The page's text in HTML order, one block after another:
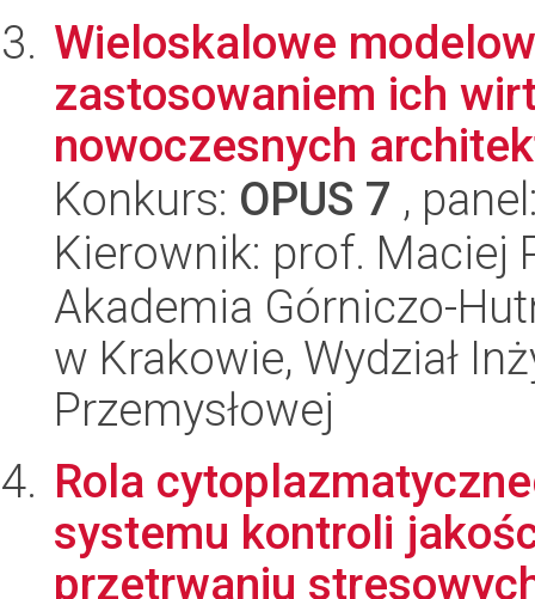
Wieloskalowe
zastosowaniem ich
nowoczesnych
Konkurs: OPUS 7 ,
Kierownik: prof. Maciej
Akademia Górniczo-
w Krakowie, Wydział
Przemysłowej
Rola
systemu kontroli
przetrwaniu